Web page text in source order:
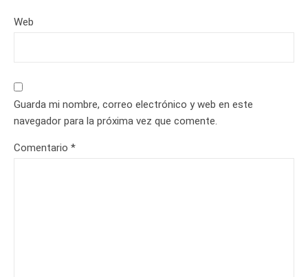
Web
Guarda mi nombre, correo electrónico y web en este
navegador para la próxima vez que comente.
Comentario *